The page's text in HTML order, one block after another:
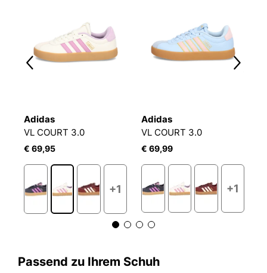
Adidas
VL COURT 3.0
€ 69,95
+1
Adidas
VL COURT 3.0
€ 69,99
+1
Passend zu Ihrem Schuh